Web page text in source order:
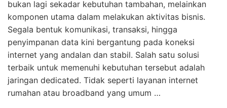
bukan lagi sekadar kebutuhan tambahan, melainkan
komponen utama dalam melakukan aktivitas bisnis.
Segala bentuk komunikasi, transaksi, hingga
penyimpanan data kini bergantung pada koneksi
internet yang andalan dan stabil. Salah satu solusi
terbaik untuk memenuhi kebutuhan tersebut adalah
jaringan dedicated. Tidak seperti layanan internet
rumahan atau broadband yang umum …